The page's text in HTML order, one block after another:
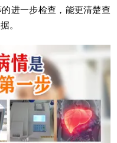
进一步检查，能更清楚查
。